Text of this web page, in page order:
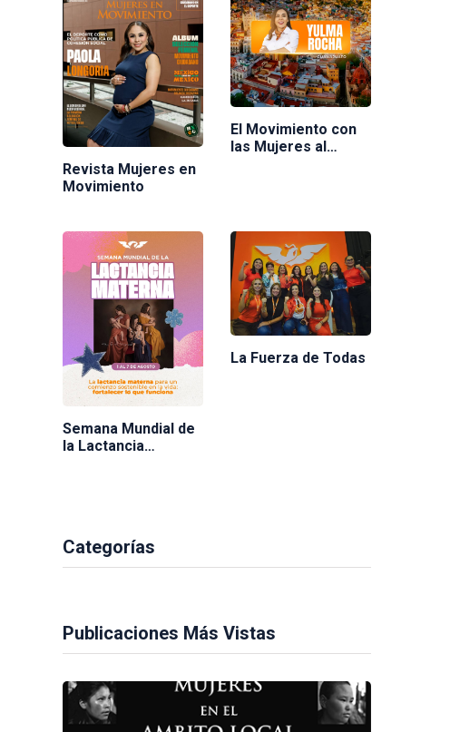
Revista Mujeres en
Movimiento
El Movimiento con
las Mujeres al
Semana Mundial de
la Lactancia
La Fuerza de Todas
Categorías
Publicaciones Más Vistas